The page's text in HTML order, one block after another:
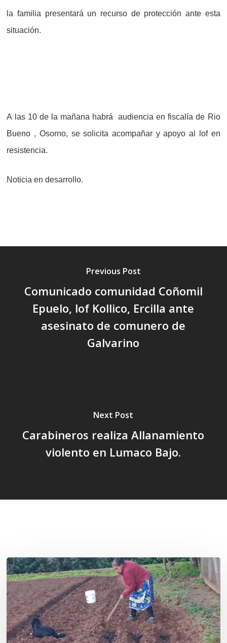
la familia presentará un recurso de protección ante esta
situación.
A las 10 de la mañana habrá audiencia en fiscalía de Rio
Bueno , Osorno, se solicita acompañar y apoyo al lof en
resistencia.
Noticia en desarrollo.
Previous Post
Comunicado comunidad Coñomil
Epuelo, lof Kollico, Ercilla ante
asesinato de comunero de
Galvarino
Next Post
Carabineros realiza Allanamiento
violento en Lumaco Bajo.
«La
privatización
de
las
semillas